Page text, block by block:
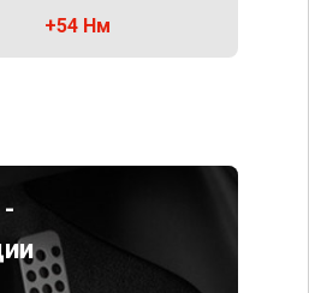
+54 Нм